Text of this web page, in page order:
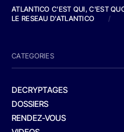
ATLANTICO C'EST QUI, C'EST
LE RESEAU D'ATLANTICO
/
CATEGORIES
DECRYPTAGES
DOSSIERS
RENDEZ-VOUS